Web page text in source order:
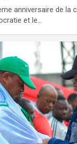
anniversaire de la
et le…